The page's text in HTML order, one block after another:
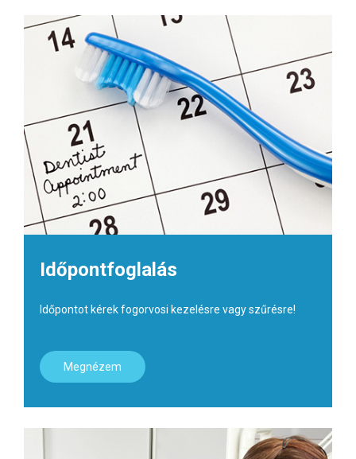
Időpontfoglalás
Időpontot kérek fogorvosi kezelésre vagy szűrésre!
Megnézem